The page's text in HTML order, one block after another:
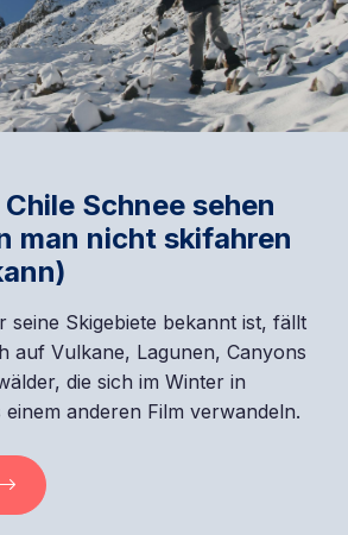
Schnee sehen
man nicht skifahren
seine Skigebiete bekannt ist, fällt
auf Vulkane, Lagunen, Canyons
die sich im Winter in
einem anderen Film verwandeln.